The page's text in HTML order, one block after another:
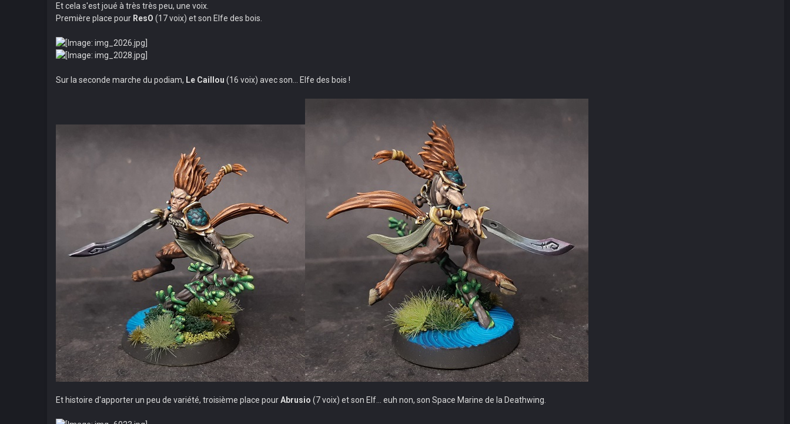
Et cela s'est joué à très très peu, une voix.
Première place pour ResO (17 voix) et son Elfe des bois.
Sur la seconde marche du podiam, Le Caillou (16 voix) avec son... Elfe des bois !
Et histoire d'apporter un peu de variété, troisième place pourAbrusio (7 voix) et son Elf... euh non, son Space Marine de la Deathwing.